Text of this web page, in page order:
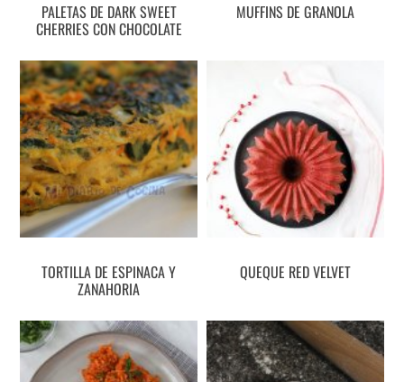
PALETAS DE DARK SWEET
CHERRIES CON CHOCOLATE
MUFFINS DE GRANOLA
TORTILLA DE ESPINACA Y
ZANAHORIA
QUEQUE RED VELVET